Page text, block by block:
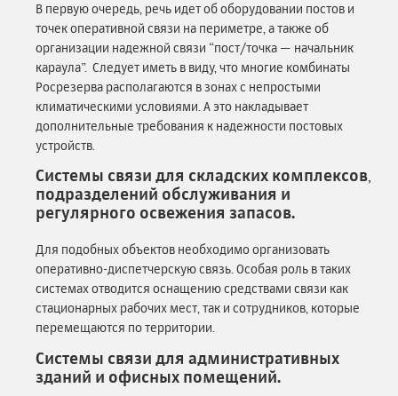
В первую очередь, речь идет об оборудовании постов и
точек оперативной связи на периметре, а также об
организации надежной связи “пост/точка — начальник
караула”. Следует иметь в виду, что многие комбинаты
Росрезерва располагаются в зонах с непростыми
климатическими условиями. А это накладывает
дополнительные требования к надежности постовых
устройств.
Системы связи для складских комплексов
подразделений обслуживания и
регулярного освежения запасов.
Для подобных объектов необходимо организовать
оперативно-диспетчерскую связь. Особая роль в таких
системах отводится оснащению средствами связи как
стационарных рабочих мест, так и сотрудников, которые
перемещаются по территории.
Системы связи для административных
зданий и офисных помещений.